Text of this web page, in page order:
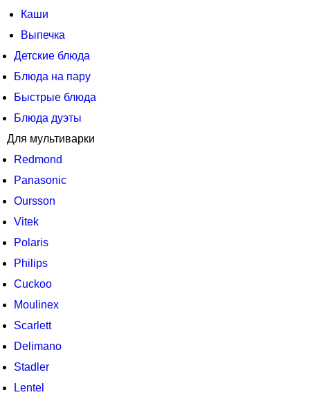
Каши
Выпечка
Детские блюда
Блюда на пару
Быстрые блюда
Блюда дуэты
Для мультиварки
Redmond
Panasonic
Oursson
Vitek
Polaris
Philips
Cuckoo
Moulinex
Scarlett
Delimano
Stadler
Lentel